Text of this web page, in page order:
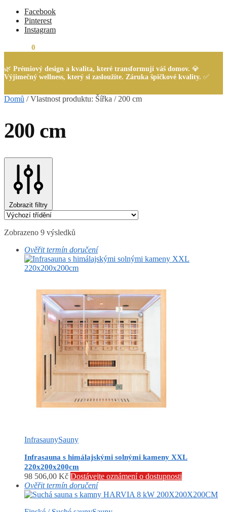
Facebook
Pinterest
Instagram
0
🌿 Prémiový design a kvalita, které transformují váš domov. 💎
Výjimečný wellness, který si zasloužíte. Záruka špičkové kvality. ✅
Domů /Vlastnost produktu: Šířka / 200 cm
200 cm
Zobrazit filtry
Zobrazeno 9 výsledků
Ověřit termín doručení
InfrasaunySauny
Infrasauna s himálajskými solnými kameny XXL
220x200x200cm
98 506,00 Kč Dostávejte oznámení o dostupnosti
Ověřit termín doručení